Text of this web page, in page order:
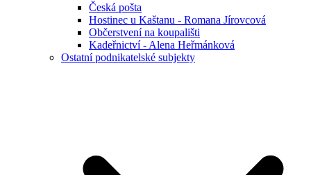
Česká pošta
Hostinec u Kaštanu - Romana Jírovcová
Občerstvení na koupališti
Kadeřnictví - Alena Heřmánková
Ostatní podnikatelské subjekty